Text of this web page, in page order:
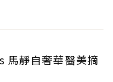
馬靜自奢華醫美摘